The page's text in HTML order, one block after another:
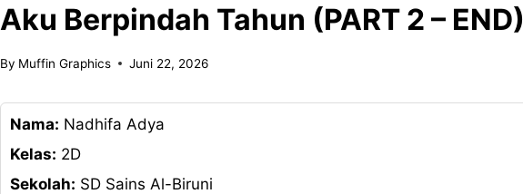
Aku Berpindah Tahun (PART 2 – END)
By Muffin Graphics Juni 22, 2026
Nama: Nadhifa Adya
Kelas: 2D
Sekolah: SD Sains Al-Biruni